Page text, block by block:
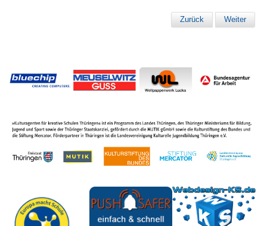
Zurück Weiter